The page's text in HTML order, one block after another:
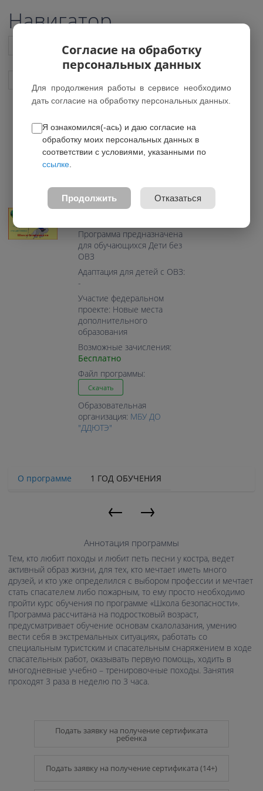
Навигатор
Список всех программ
Школа безопасности
*Нет действующих групп
Возраст: 11-16 лет
Направление: Туристcко-
Программа предназначена
для обучающихся Дети без
ОВЗ
Адаптация для детей с ОВЗ:
-
Участие федеральном
проекте: Новые места
дополнительного
образования
Возможные зачисления:
Бесплатно
Файл программы:
Скачать
Образовательная
организация: МБУ ДО
"ДДЮТЭ"
О программе 1 ГОД ОБУЧЕНИЯ
← →
Аннотация программы
Тем, кто любит походы и любит петь песни у костра, ведет
активный образ жизни, для тех, кто мечтает иметь много
друзей, и кто уже определился с выбором профессии и мечтает
стать спасателем либо пожарным, то ему просто необходимо
пройти курс обучения по программе «Школа безопасности».
Программа рассчитана на подростковый возраст,
предусматривает обучение основам скалолазания, умению
вести себя в экстремальных ситуациях, работать со
специальным туристским и спасательным снаряжением в ходе
спасательных работ, оказывать первую помощь, ходить в
многодневные учебно – тренировочные походы. Занятия
проходят 3 раза в неделю по 3 часа.
Подать заявку на получение сертификата
ребенка
Подать заявку на получение сертификата (14+)
Согласие на обработку
персональных данных
Для продолжения работы в сервисе необходимо
дать согласие на обработку персональных данных.
Я ознакомился(-ась) и даю согласие на
обработку моих персональных данных в
соответствии с условиями, указанными по
ссылке
Продолжить Отказаться